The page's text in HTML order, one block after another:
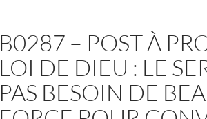
B0287 – POST À
LOI DE DIEU : LE
PAS BESOIN DE